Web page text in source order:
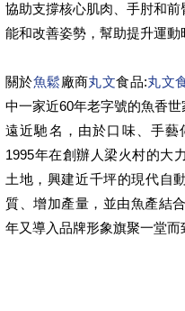
協助支撐核心肌肉、手肘和
能和改善姿勢，幫助提升運動
關於魚鬆廠商丸文食品:丸文
中一家近60年老字號的魚香
遠近馳名，由於口味、手藝
1995年在創辦人梁火村的大
土地，興建近千坪的現代自
質、增加產量，並由魚產結
年又導入品牌形象旗聚一堂而